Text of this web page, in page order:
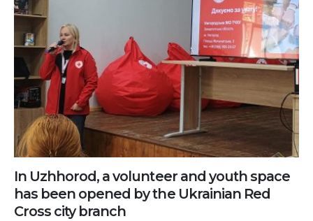
In Uzhhorod, a volunteer and youth space
has been opened by the Ukrainian Red
Cross city branch